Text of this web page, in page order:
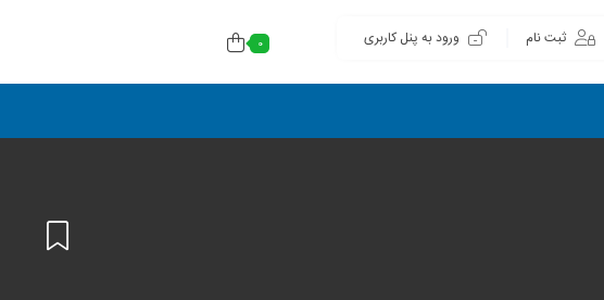
ثبت نام ورود به پنل کاربری 0